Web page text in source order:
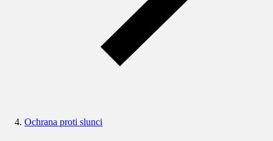
Ochrana proti slunci